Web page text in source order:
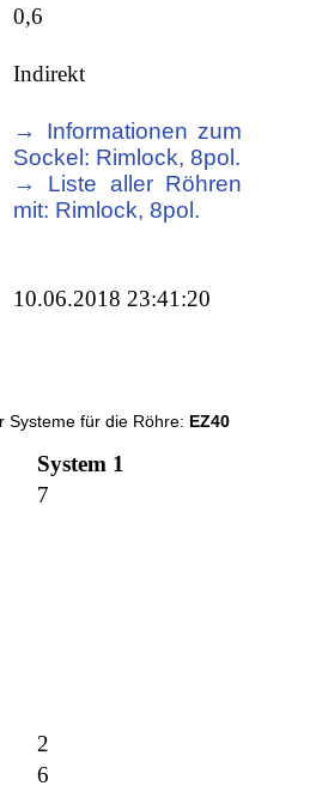
0,6
Indirekt
→ Informationen zum
Sockel: Rimlock, 8pol.
→ Liste aller Röhren
mit: Rimlock, 8pol.
10.06.2018 23:41:20
Systeme für die Röhre: EZ40
System 1
7
2
6